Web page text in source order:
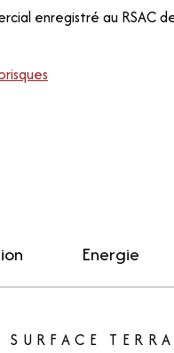
enregistré au RSAC
Energie
SURFACE